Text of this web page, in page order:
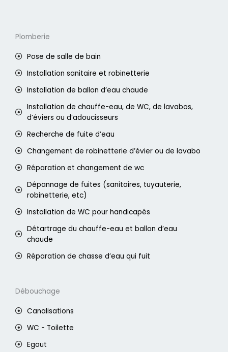
Plomberie
Pose de salle de bain
Installation sanitaire et robinetterie
Installation de ballon d’eau chaude
Installation de chauffe-eau, de WC, de lavabos,
d’éviers ou d’adoucisseurs
Recherche de fuite d’eau
Changement de robinetterie d’évier ou de lavabo
Réparation et changement de wc
Dépannage de fuites (sanitaires, tuyauterie,
robinetterie, etc)
Installation de WC pour handicapés
Détartrage du chauffe-eau et ballon d’eau
chaude
Réparation de chasse d’eau qui fuit
Débouchage
Canalisations
WC - Toilette
Egout